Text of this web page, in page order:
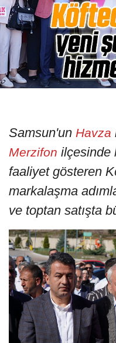
Samsun'un Havza
Merzifon ilçesinde
faaliyet gösteren
markalaşma
ve toptan satışta